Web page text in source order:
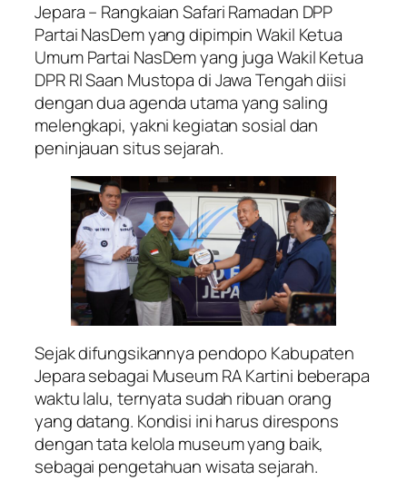
Jepara – Rangkaian Safari Ramadan DPP
Partai NasDem yang dipimpin Wakil Ketua
Umum Partai NasDem yang juga Wakil Ketua
DPR RI Saan Mustopa di Jawa Tengah diisi
dengan dua agenda utama yang saling
melengkapi, yakni kegiatan sosial dan
peninjauan situs sejarah.
Sejak difungsikannya pendopo Kabupaten
Jepara sebagai Museum RA Kartini beberapa
waktu lalu, ternyata sudah ribuan orang
yang datang. Kondisi ini harus direspons
dengan tata kelola museum yang baik,
sebagai pengetahuan wisata sejarah.